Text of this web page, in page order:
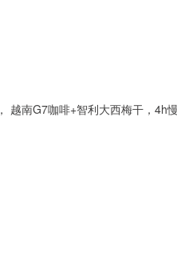
越南G7咖啡+智利大西梅干，4h